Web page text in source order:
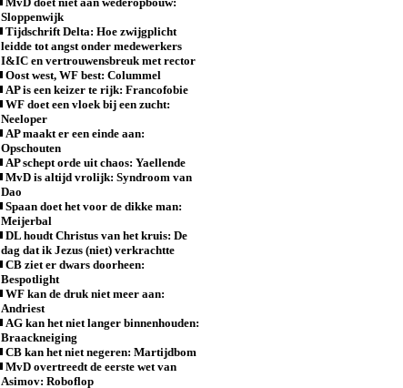
Sloppenwijk
Tijdschrift Delta: Hoe zwijgplicht
leidde tot angst onder medewerkers
I&IC en vertrouwensbreuk met rector
Oost west, WF best: Colummel
AP is een keizer te rijk: Francofobie
WF doet een vloek bij een zucht:
Neeloper
AP maakt er een einde aan:
Opschouten
AP schept orde uit chaos: Yaellende
MvD is altijd vrolijk: Syndroom van
Dao
Spaan doet het voor de dikke man:
Meijerbal
DL houdt Christus van het kruis: De
dag dat ik Jezus (niet) verkrachtte
CB ziet er dwars doorheen:
Bespotlight
WF kan de druk niet meer aan:
Andriest
AG kan het niet langer binnenhouden:
Braackneiging
CB kan het niet negeren: Martijdbom
MvD overtreedt de eerste wet van
Asimov: Roboflop